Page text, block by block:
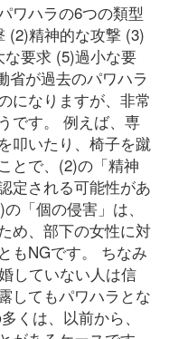
ワハラの6つの類型
(2)精神的な攻撃 (3)
要求 (5)過小な要
省が過去のパワハラ
になりますが、非常
です。 例えば、専
叩いたり、椅子を蹴
とで、(2)の「精神
定される可能性があ
「個の侵害」は、
め、部下の女性に対
もNGです。 ちなみ
していない人は信
してもパワハラとな
くは、以前から、